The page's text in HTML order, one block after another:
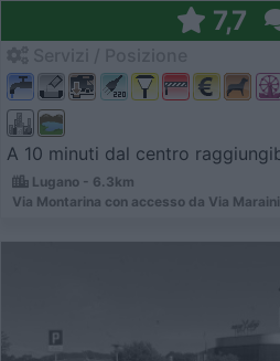
7,7
A 10 minuti dal centro
Lugano - 6.3km
Via Montarina con accesso da Via Maraini